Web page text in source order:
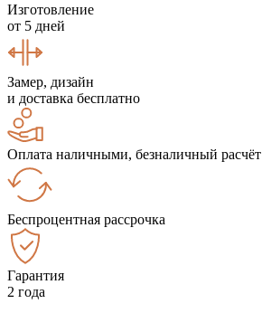
Изготовление
от 5 дней
Замер, дизайн
и доставка бесплатно
Оплата наличными, безналичный расчёт
Беспроцентная рассрочка
Гарантия
2 года